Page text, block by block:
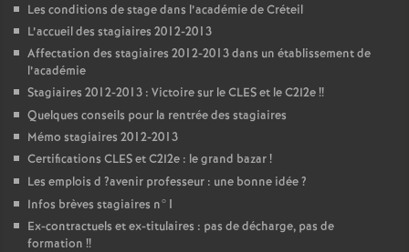
Les conditions de stage dans l’académie de Créteil
L’accueil des stagiaires 2012-2013
Affectation des stagiaires 2012-2013 dans un établissement de
l’académie
Stagiaires 2012-2013 : Victoire sur leCLESet le C2I2e!!
Quelques conseils pour la rentrée des stagiaires
Mémo stagiaires 2012-2013
Certifications CLESet C2I2e : le grand bazar!
Les emplois d ?avenir professeur : une bonne idée?
Infos brèves stagiaires n°1
Ex-contractuels et ex-titulaires : pas de décharge, pas de
formation !!